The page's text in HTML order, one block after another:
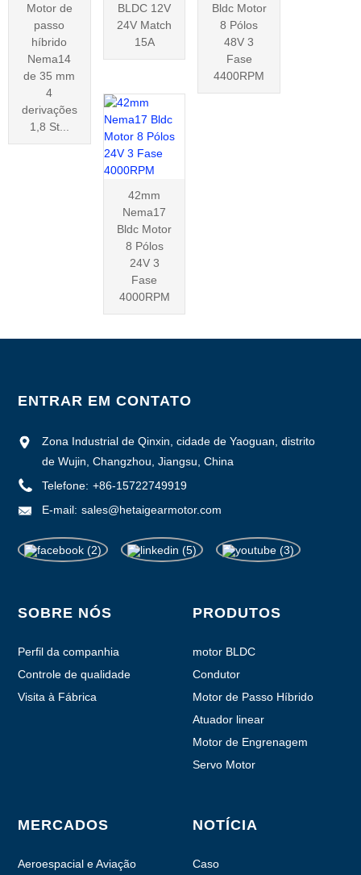
Motor de
passo
híbrido
Nema14
de 35 mm
4
derivações
1,8 St...
BLDC 12V
24V Match
15A
Bldc Motor
8 Pólos
48V 3
Fase
4400RPM
42mm
Nema17
Bldc Motor
8 Pólos
24V 3
Fase
4000RPM
ENTRAR EM CONTATO
Zona Industrial de Qinxin, cidade de Yaoguan, distrito
de Wujin, Changzhou, Jiangsu, China
Telefone: +86-15722749919
E-mail: sales@hetaigearmotor.com
SOBRE NÓS
Perfil da companhia
Controle de qualidade
Visita à Fábrica
PRODUTOS
motor BLDC
Condutor
Motor de Passo Híbrido
Atuador linear
Motor de Engrenagem
Planetária
Servo Motor
MERCADOS
Aeroespacial e Aviação
NOTÍCIA
Caso